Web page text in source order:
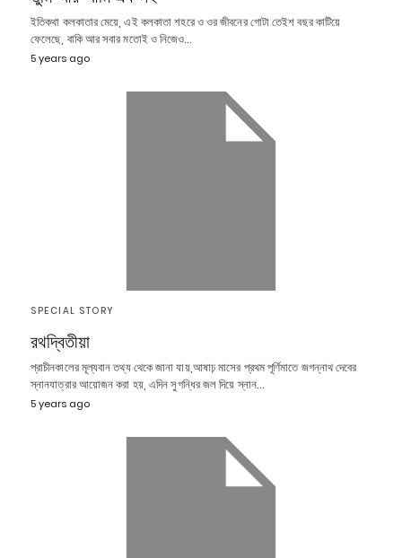
ইতিকথা কলকাতার মেয়ে, এই কলকাতা শহরে ও ওর জীবনের গোটা তেইশ বছর কাটিয়ে
ফেলেছে, বাকি আর সবার মতোই ও নিজেও…
5 years ago
SPECIAL STORY
রথদ্বিতীয়া
প্রাচীনকালের মূল্যবান তথ্য থেকে জানা যায়,আষাঢ় মাসের প্রথম পূর্ণিমাতে জগন্নাথ দেবের
স্নানযাত্রার আয়োজন করা হয়, এদিন সুগন্ধির জল দিয়ে স্নান…
5 years ago